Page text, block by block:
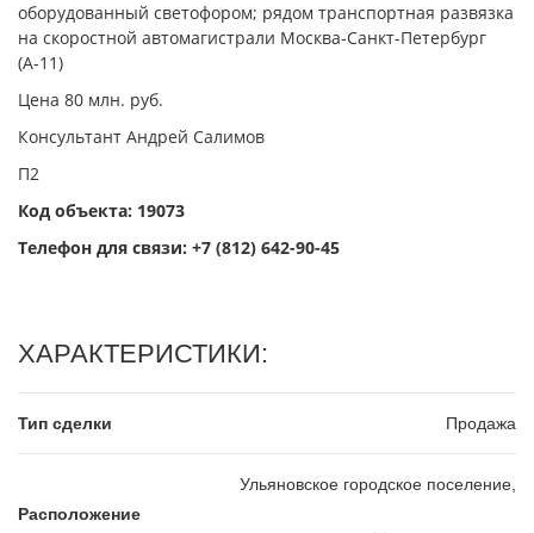
оборудованный светофором; рядом транспортная развязка
на скоростной автомагистрали Москва-Санкт-Петербург
(А-11)
Цена 80 млн. руб.
Консультант Андрей Салимов
П2
Код объекта: 19073
Телефон для связи: +7 (812) 642-90-45
ХАРАКТЕРИСТИКИ:
Тип сделки Продажа
Расположение
Ульяновское городское поселение,